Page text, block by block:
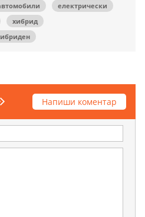
електрически
хибрид
Напиши коментар